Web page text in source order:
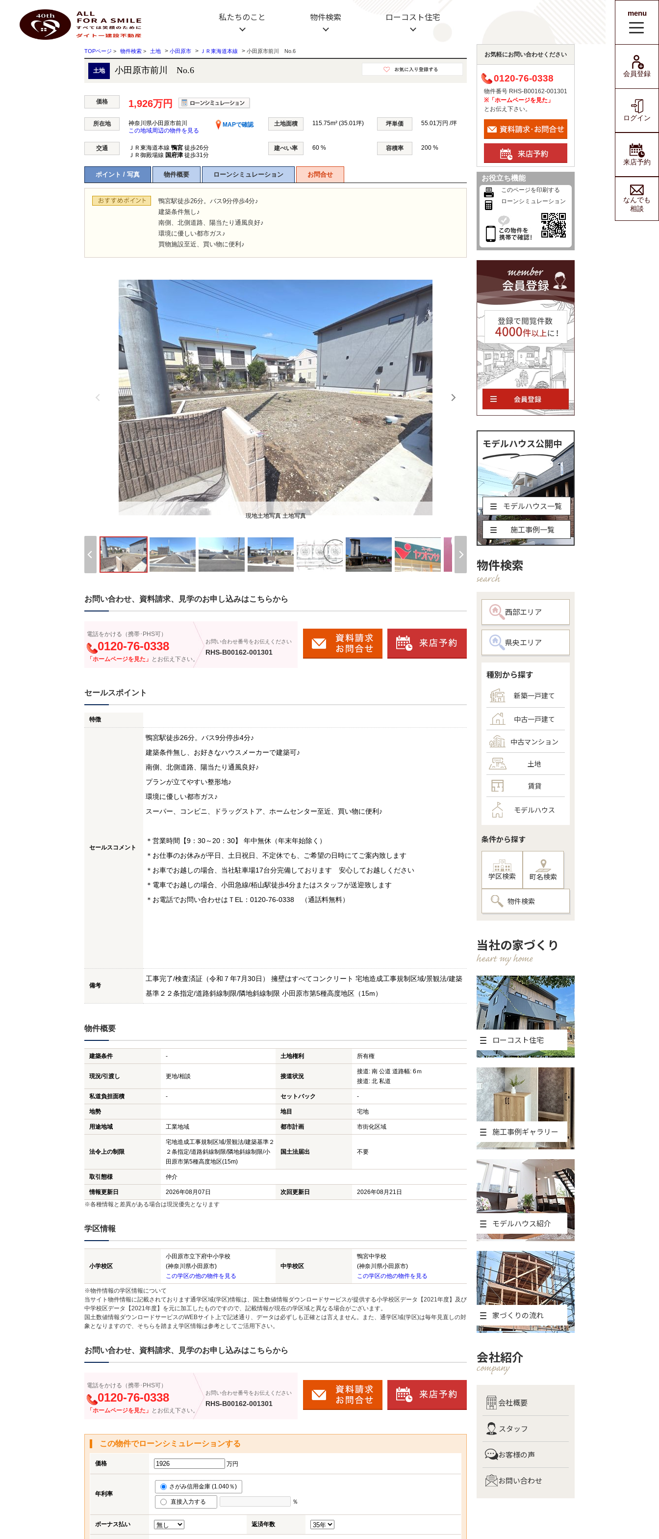
小田原市前川 No.6 神奈川県小田原市前川 ｜1,926万円の土地｜株式会社ダイトー建設不動産
私たちのこと 物件検索 ローコスト住宅
ダイトー建設不動産
menu
会員登録
ログイン
来店予約
なんでも
相談
TOPページ > 物件検索 > 土地 > 小田原市 > ＪＲ東海道本線 > 小田原市前川 No.6
土地 小田原市前川 No.6
価格 1,926万円
所在地 神奈川県小田原市前川
MAPで確認
この地域周辺の物件を見る
土地面積 115.75m² (35.01坪) 坪単価 55.01万円 /坪
交通 ＪＲ東海道本線 鴨宮 徒歩26分
ＪＲ御殿場線 国府津 徒歩31分
建ぺい率 60 % 容積率 200 %
ポイント / 写真 物件概要 ローンシミュレーション お問合せ
鴨宮駅徒歩26分。バス9分停歩4分♪
建築条件無し♪
南側、北側道路、陽当たり通風良好♪
環境に優しい都市ガス♪
買物施設至近、買い物に便利♪
現地土地写真 土地写真
お問い合わせ、資料請求、見学のお申し込みはこちらから
電話をかける（携帯･PHS可）
0120-76-0338
「ホームページを見た」 とお伝え下さい。
お問い合わせ番号をお伝えください
RHS-B00162-001301
セールスポイント
特徴
セールスコメント
鴨宮駅徒歩26分。バス9分停歩4分♪
建築条件無し、お好きなハウスメーカーで建築可♪
南側、北側道路、陽当たり通風良好♪
プランが立てやすい整形地♪
環境に優しい都市ガス♪
スーパー、コンビニ、ドラッグストア、ホームセンター至近、買い物に便利♪
＊営業時間【9：30～20：30】 年中無休（年末年始除く）
＊お仕事のお休みが平日、土日祝日、不定休でも、ご希望の日時にてご案内致します
＊お車でお越しの場合、当社駐車場17台分完備しております 安心してお越しください
＊電車でお越しの場合、小田急線/栢山駅徒歩4分またはスタッフが送迎致します
＊お電話でお問い合わせはＴEL：0120-76-0338 （通話料無料）
備考
工事完了/検査済証（令和７年7月30日） 擁壁はすべてコンクリート 宅地造成工事規制区域/景観法/建築
基準２２条指定/道路斜線制限/隣地斜線制限 小田原市第5種高度地区（15m）
物件概要
建築条件 - 土地権利 所有権
現況/引渡し 更地/相談 接道状況
接道: 南 公道 道路幅: 6ｍ
接道: 北 私道
私道負担面積 - セットバック -
地勢 地目 宅地
用途地域 工業地域 都市計画 市街化区域
法令上の制限
宅地造成工事規制区域/景観法/建築基準２
２条指定/道路斜線制限/隣地斜線制限/小
田原市第5種高度地区(15m)
国土法届出 不要
取引態様 仲介
情報更新日 2026年08月07日 次回更新日
2026年08月21日
※各種情報と差異がある場合は現況優先となります
学区情報
小学校区
小田原市立下府中小学校
(神奈川県小田原市)
この学区の他の物件を見る
中学校区
鴨宮中学校
(神奈川県小田原市)
この学区の他の物件を見る
※物件情報の学区情報について
当サイト物件情報に記載されております通学区域(学区)情報は、国土数値情報ダウンロードサービスが提供する小学校区データ【2021年度】及び
中学校区データ【2021年度】を元に加工したものですので、記載情報が現在の学区域と異なる場合がございます。
国土数値情報ダウンロードサービスのWEBサイト上で記述通り、データは必ずしも正確とは言えません。また、通学区域(学区)は毎年見直しの対
象となりますので、そちらを踏まえ学区情報は参考としてご活用下さい。
お問い合わせ、資料請求、見学のお申し込みはこちらから
電話をかける（携帯･PHS可）
0120-76-0338
「ホームページを見た」 とお伝え下さい。
お問い合わせ番号をお伝えください
RHS-B00162-001301
この物件でローンシミュレーションする
価格 万円
年利率
さがみ信用金庫 (1.040％)
直接入力する ％
ボーナス払い 返済年数
お気軽にお問い合わせください
0120-76-0338
物件番号 RHS-B00162-001301
※「ホームページを見た」
とお伝え下さい。
お役立ち機能
このページを印刷する
ローンシミュレーション
モデルハウス公開中
モデルハウス一覧
施工事例一覧
物件検索
西部エリア
県央エリア
種別から探す
新築一戸建て
中古一戸建て
中古マンション
土地
賃貸
モデルハウス
条件から探す
学区検索 町名検索
物件検索
当社の家づくり
ローコスト住宅
施工事例ギャラリー
モデルハウス紹介
家づくりの流れ
会社紹介
会社概要
スタッフ
お客様の声
お問い合わせ